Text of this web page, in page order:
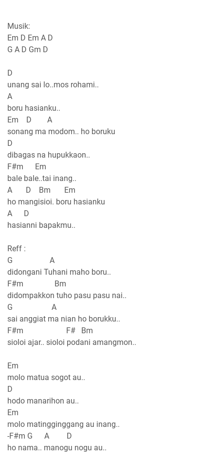
Musik:
Em D Em A D
G A D Gm D
D
unang sai lo..mos rohami..
A
boru hasianku..
Em D A
sonang ma modom.. ho boruku
D
dibagas na hupukkaon..
F#m Em
bale bale..tai inang..
A D Bm Em
ho mangisioi. boru hasianku
A D
hasianni bapakmu..
Reff :
G A
didongani Tuhani maho boru..
F#m Bm
didompakkon tuho pasu pasu nai..
G A
sai anggiat ma nian ho borukku..
F#m F# Bm
sioloi ajar.. sioloi podani amangmon..
Em
molo matua sogot au..
D
hodo manarihon au..
Em
molo matingginggang au inang..
-F#m G A D
ho nama.. manogu nogu au..